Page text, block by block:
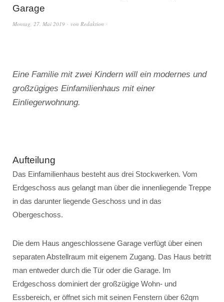
Garage
Montag, 27. Mai 2019 von Redaktion
Eine Familie mit zwei Kindern will ein modernes und
großzügiges Einfamilienhaus mit einer
Einliegerwohnung.
Aufteilung
Das Einfamilienhaus besteht aus drei Stockwerken. Vom
Erdgeschoss aus gelangt man über die innenliegende Treppe
in das darunter liegende Geschoss und in das
Obergeschoss.
Die dem Haus angeschlossene Garage verfügt über einen
separaten Abstellraum mit eigenem Zugang. Das Haus betritt
man entweder durch die Tür oder die Garage. Im
Erdgeschoss dominiert der großzügige Wohn- und
Essbereich, er öffnet sich mit seinen Fenstern über 62qm